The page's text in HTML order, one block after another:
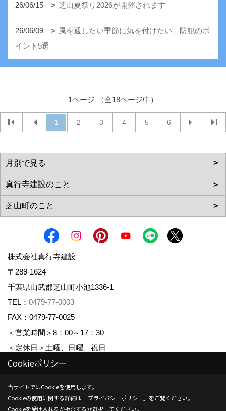
26/06/15 芝山夏祭り2026が開催されます
26/06/09
風を通したい季節に気を付けたい、防犯のポ
イント5選
1ページ （全18ページ中）
1 2 3 4 5 6
株式会社真行寺建設
〒289-1624
千葉県山武郡芝山町小池1336-1
TEL： 0479-77-0003
FAX：0479-77-0025
＜営業時間＞8：00～17：30
＜定休日＞土曜、日曜、祝日
Copyright (c) Shingyojikensetsu. All Rights Reserved.
Produced byゴデスクリエイト
_
Cookieポリシー
当サイトではCookieを使用します。
Cookieの使用に関する詳細は 「プライバシーポリシー 」をご覧ください。
Cookieを受け入れるか拒否するか選択してください。